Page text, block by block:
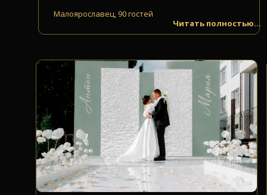
Читать полностью...
Малоярославец, 90 гостей